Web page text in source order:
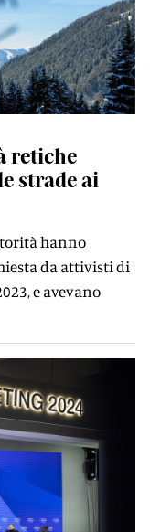
retiche
strade ai
hanno
da attivisti di
e avevano